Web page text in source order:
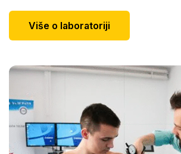
Više o laboratoriji